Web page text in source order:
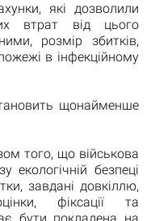
які дозволили
втрат від цього
розмір збитків,
в інфекційному
щонайменше
того, що військова
екологічній безпеці
завдані довкіллю,
фіксації та